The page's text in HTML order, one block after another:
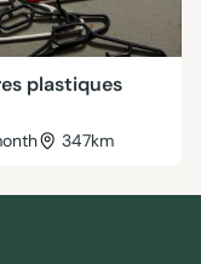
plastiques
347km